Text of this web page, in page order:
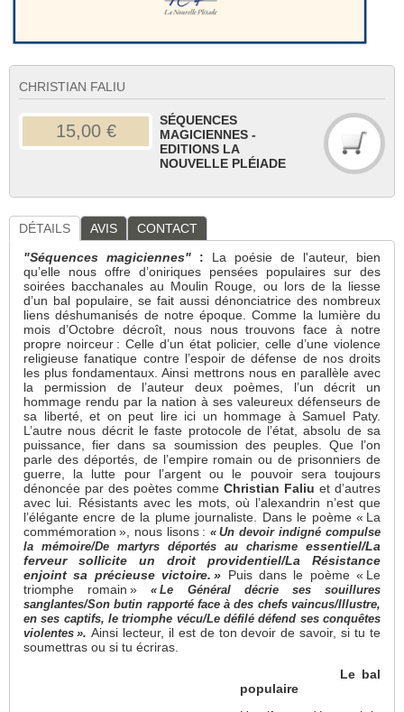
CHRISTIAN FALIU
15,00 €
SÉQUENCES
MAGICIENNES -
EDITIONS LA
NOUVELLE PLÉIADE
DÉTAILS AVIS
CONTACT
"Séquences magiciennes"
: La poésie de l'auteur, bien
qu’elle nous offre d’oniriques pensées populaires sur des
soirées bacchanales au Moulin Rouge, ou lors de la liesse
d’un bal populaire, se fait aussi dénonciatrice des nombreux
liens déshumanisés de notre époque. Comme la lumière du
mois d’Octobre décroît, nous nous trouvons face à notre
propre noirceur : Celle d’un état policier, celle d’une violence
religieuse fanatique contre l’espoir de défense de nos droits
les plus fondamentaux. Ainsi mettrons nous en parallèle avec
la permission de l’auteur deux poèmes, l’un décrit un
hommage rendu par la nation à ses valeureux défenseurs de
sa liberté, et on peut lire ici un hommage à Samuel Paty.
L’autre nous décrit le faste protocole de l’état, absolu de sa
puissance, fier dans sa soumission des peuples. Que l’on
parle des déportés, de l’empire romain ou de prisonniers de
guerre, la lutte pour l’argent ou le pouvoir sera toujours
dénoncée par des poètes comme Christian Faliu et d’autres
avec lui. Résistants avec les mots, où l’alexandrin n’est que
l’élégante encre de la plume journaliste. Dans le poème « La
commémoration », nous lisons : « Un devoir indigné compulse
la mémoire/De martyrs déportés au charisme essentiel/La
ferveur sollicite un droit providentiel/La Résistance
enjoint sa précieuse victoire. » Puis dans le poème « Le
triomphe romain »
« Le Général décrie ses
souillures
sanglantes/Son butin rapporté face à des chefs vaincus/Illustre,
en ses captifs, le triomphe vécu/Le défilé défend ses conquêtes
violentes ». Ainsi lecteur, il est de ton devoir de savoir, si tu te
soumettras ou si tu écriras.
Le bal
populaire